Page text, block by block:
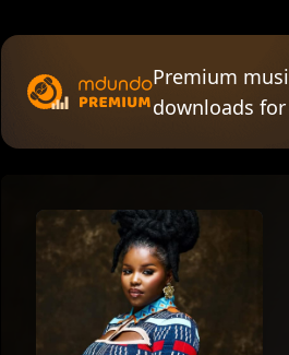
Premium
downloads